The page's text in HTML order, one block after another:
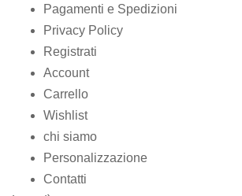
Pagamenti e Spedizioni
Privacy Policy
Registrati
Account
Carrello
Wishlist
chi siamo
Personalizzazione
Contatti